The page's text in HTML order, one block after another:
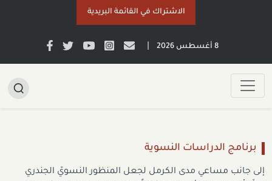
الاشتراك في القائمة البريدية
8 أغسطس 2026
برنامج الدراسات النسوية
إلى جانب مساعي مدى الكرمل لجعل المنظور النسويّ الجندري